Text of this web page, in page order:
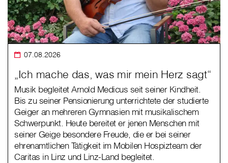
07.08.2026
„Ich mache das, was mir mein Herz sagt“
Musik begleitet Arnold Medicus seit seiner Kindheit.
Bis zu seiner Pensionierung unterrichtete der studierte
Geiger an mehreren Gymnasien mit musikalischem
Schwerpunkt. Heute bereitet er jenen Menschen mit
seiner Geige besondere Freude, die er bei seiner
ehrenamtlichen Tätigkeit im Mobilen Hospizteam der
Caritas in Linz und Linz-Land begleitet.